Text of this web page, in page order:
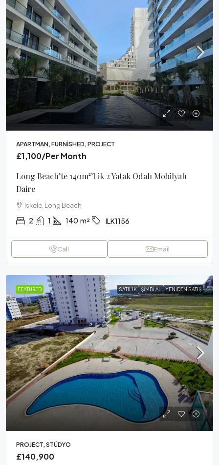
APARTMAN, FURNISHED, PROJECT
£1,100/Per Month
Long Beach’te 140m²’lik 2 Yatak Odalı Mobilyalı
Daire
Iskele, Long Beach
2 1 140 m² ILK1156
Call Email
FEATURED SATILIK ŞIMDI AL YENIDEN SATIŞ
PROJECT, STÜDYO
£140,900